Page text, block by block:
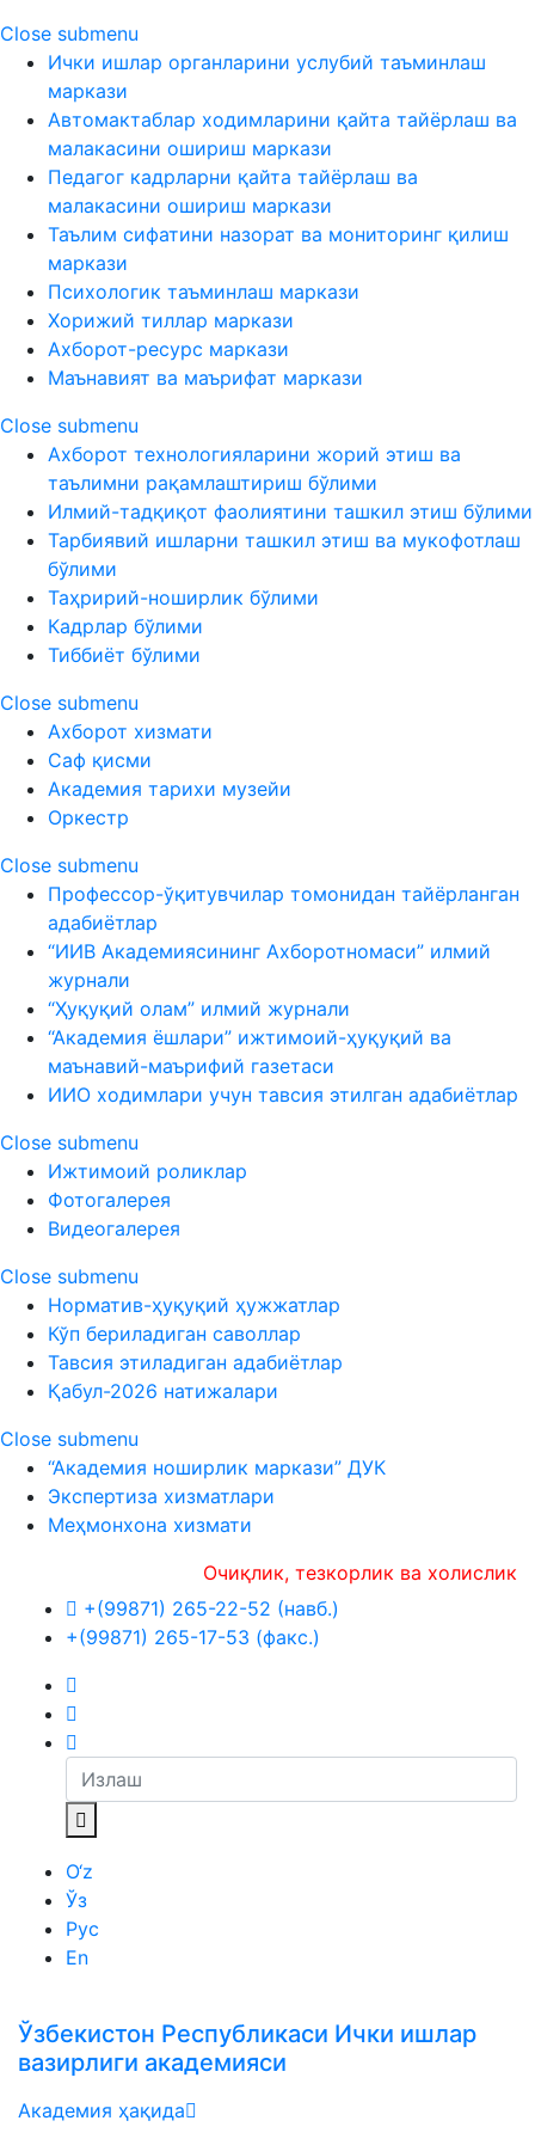
Close submenu
Ички ишлар органларини услубий таъминлаш
маркази
Автомактаблар ходимларини қайта тайёрлаш ва
малакасини ошириш маркази
Педагог кадрларни қайта тайёрлаш ва
малакасини ошириш маркази
Таълим сифатини назорат ва мониторинг қилиш
маркази
Психологик таъминлаш маркази
Хорижий тиллар маркази
Ахборот-ресурс маркази
Маънавият ва маърифат маркази
Close submenu
Ахборот технологияларини жорий этиш ва
таълимни рақамлаштириш бўлими
Илмий-тадқиқот фаолиятини ташкил этиш бўлими
Тарбиявий ишларни ташкил этиш ва мукофотлаш
бўлими
Таҳририй-ноширлик бўлими
Кадрлар бўлими
Тиббиёт бўлими
Close submenu
Ахборот хизмати
Саф қисми
Академия тарихи музейи
Оркестр
Close submenu
Профессор-ўқитувчилар томонидан тайёрланган
адабиётлар
“ИИВ Академиясининг Ахборотномаси” илмий
журнали
“Ҳуқуқий олам” илмий журнали
“Академия ёшлари” ижтимоий-ҳуқуқий ва
маънавий-маърифий газетаси
ИИО ходимлари учун тавсия этилган адабиётлар
Close submenu
Ижтимоий роликлар
Фотогалерея
Видеогалерея
Close submenu
Норматив-ҳуқуқий ҳужжатлар
Кўп бериладиган саволлар
Тавсия этиладиган адабиётлар
Қабул-2026 натижалари
Close submenu
“Академия ноширлик маркази” ДУК
Экспертиза хизматлари
Меҳмонхона хизмати
Очиқлик, тезкорлик ва холислик
+(99871) 265-22-52 (навб.)
+(99871) 265-17-53 (факс.)
O‘z
Ўз
Рус
En
Ўзбекистон Республикаси Ички ишлар
вазирлиги академияси
Академия ҳақида